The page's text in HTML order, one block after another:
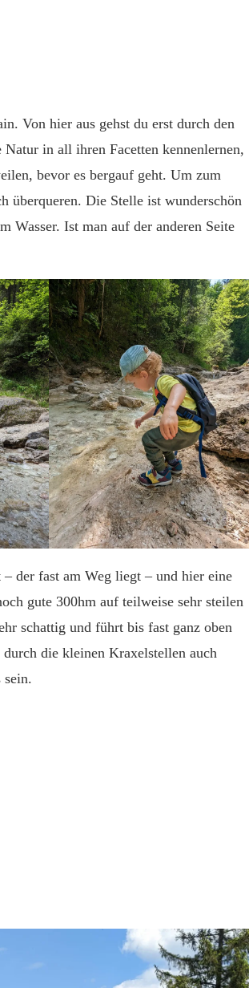
Von hier aus gehst du erst durch den
in all ihren Facetten kennenlernen,
bevor es bergauf geht. Um zum
überqueren. Die Stelle ist wunderschön
Wasser. Ist man auf der anderen Seite
der fast am Weg liegt – und hier eine
gute 300hm auf teilweise sehr steilen
schattig und führt bis fast ganz oben
die kleinen Kraxelstellen auch
sein.